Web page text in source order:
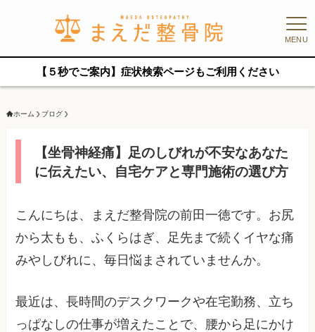
MENU
【５秒でご案内】症状検索ページもご利用ください
ホーム ブログ
【坐骨神経痛】足のしびれが不安なあなた
に伝えたい、自宅ケアと専門施術の選び方
こんにちは、まえだ整骨院の前田一徳です。お尻
から太もも、ふくらはぎ、足先まで続くイヤな痛
みやしびれに、毎日悩まされていませんか。
最近は、長時間のデスクワークや在宅勤務、立ち
っぱなしの仕事が増えたことで、腰から足にかけ